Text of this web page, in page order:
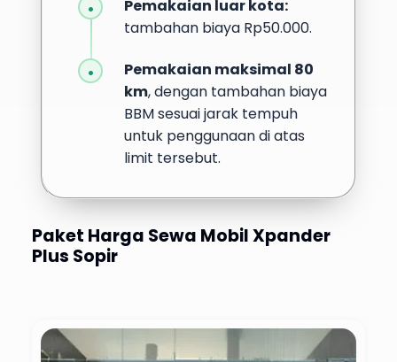
Pemakaian luar kota:
tambahan biaya Rp50.000.
Pemakaian maksimal 80
km, dengan tambahan biaya
BBM sesuai jarak tempuh
untuk penggunaan di atas
limit tersebut.
Paket Harga Sewa Mobil Xpander
Plus Sopir